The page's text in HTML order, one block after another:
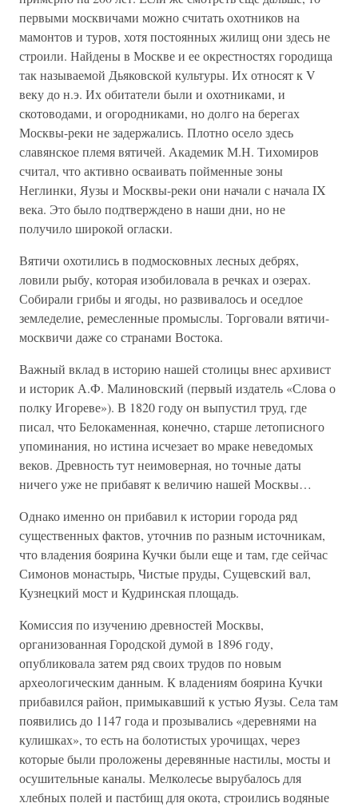
первыми москвичами можно считать охотников на
мамонтов и туров, хотя постоянных жилищ они здесь не
строили. Найдены в Москве и ее окрестностях городища
так называемой Дьяковской культуры. Их относят к V
веку до н.э. Их обитатели были и охотниками, и
скотоводами, и огородниками, но долго на берегах
Москвы-реки не задержались. Плотно осело здесь
славянское племя вятичей. Академик М.Н. Тихомиров
считал, что активно осваивать пойменные зоны
Неглинки, Яузы и Москвы-реки они начали с начала IX
века. Это было подтверждено в наши дни, но не
получило широкой огласки.
Вятичи охотились в подмосковных лесных дебрях,
ловили рыбу, которая изобиловала в речках и озерах.
Собирали грибы и ягоды, но развивалось и оседлое
земледелие, ремесленные промыслы. Торговали вятичи-
москвичи даже со странами Востока.
Важный вклад в историю нашей столицы внес архивист
и историк А.Ф. Малиновский (первый издатель «Слова о
полку Игореве»). В 1820 году он выпустил труд, где
писал, что Белокаменная, конечно, старше летописного
упоминания, но истина исчезает во мраке неведомых
веков. Древность тут неимоверная, но точные даты
ничего уже не прибавят к величию нашей Москвы…
Однако именно он прибавил к истории города ряд
существенных фактов, уточнив по разным источникам,
что владения боярина Кучки были еще и там, где сейчас
Симонов монастырь, Чистые пруды, Сущевский вал,
Кузнецкий мост и Кудринская площадь.
Комиссия по изучению древностей Москвы,
организованная Городской думой в 1896 году,
опубликовала затем ряд своих трудов по новым
археологическим данным. К владениям боярина Кучки
прибавился район, примыкавший к устью Яузы. Села там
появились до 1147 года и прозывались «деревнями на
кулишках», то есть на болотистых урочищах, через
которые были проложены деревянные настилы, мосты и
осушительные каналы. Мелколесье вырубалось для
хлебных полей и пастбищ для окота, строились водяные